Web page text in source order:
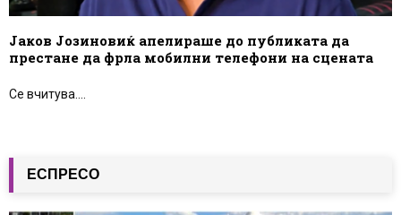
Јаков Јозиновиќ апелираше до публиката да
престане да фрла мобилни телефони на сцената
Се вчитува....
ЕСПРЕСО